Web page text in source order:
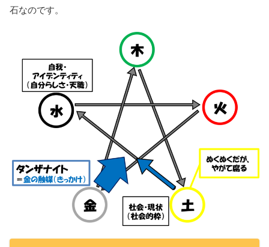
石なのです。